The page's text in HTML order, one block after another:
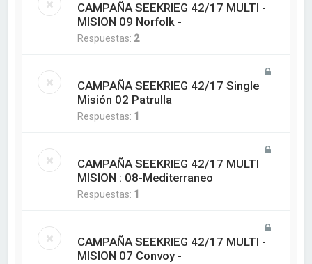
CAMPAÑA SEEKRIEG 42/17 MULTI -
MISION 09 Norfolk -
Respuestas: 2
CAMPAÑA SEEKRIEG 42/17 Single
Misión 02 Patrulla
Respuestas: 1
CAMPAÑA SEEKRIEG 42/17 MULTI
MISION : 08-Mediterraneo
Respuestas: 1
CAMPAÑA SEEKRIEG 42/17 MULTI -
MISION 07 Convoy -